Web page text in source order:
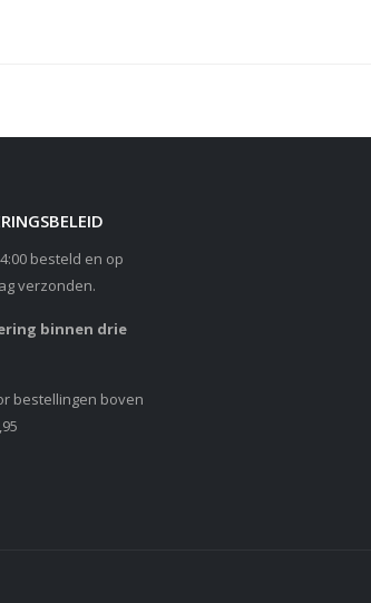
besteld en op
verzonden.
binnen drie
bestellingen boven